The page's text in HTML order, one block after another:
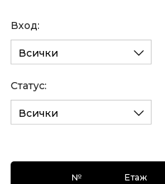
Вход:
Всички
Статус:
Всички
№ Етаж